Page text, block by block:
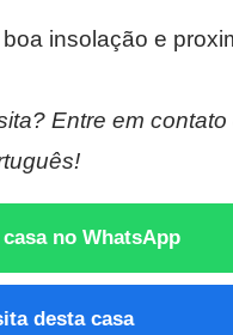
insolação e
Entre em
no WhatsApp
desta casa